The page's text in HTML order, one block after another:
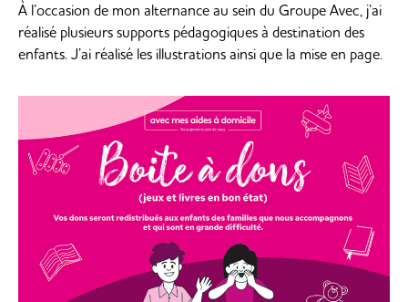
À l’occasion de mon alternance au sein du Groupe Avec, j’ai
réalisé plusieurs supports pédagogiques à destination des
enfants. J’ai réalisé les illustrations ainsi que la mise en page.